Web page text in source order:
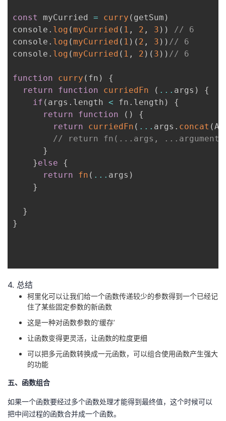
const myCurried = curry ( getSum )
console . log (myCurried ( 1 , 2 , 3 ) )
// 6
console . log (myCurried ( 1 ) ( 2 , 3 ) ) // 6
console . log (myCurried ( 1 , 2 ) ( 3 ) ) // 6
function curry ( fn )
{
return
function curriedFn ( ... args )
{
if ( args . length < fn . length )
{
return
function ( )
{
return
curriedFn ( ... args . concat (
// return fn(...args, ...arguments) //
}
}else
{
return
fn ( ... args )
}
}
}
4. 总结
柯里化可以让我们给一个函数传递较少的参数得到一个已经记
住了某些固定参数的新函数
这是一种对函数参数的‘缓存’
让函数变得更灵活，让函数的粒度更细
可以把多元函数转换成一元函数，可以组合使用函数产生强大
的功能
五、函数组合
如果一个函数要经过多个函数处理才能得到最终值，这个时候可以
把中间过程的函数合并成一个函数。